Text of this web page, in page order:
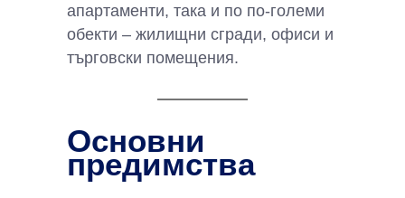
апартаменти, така и по по-големи
обекти – жилищни сгради, офиси и
търговски помещения.
Основни
предимства